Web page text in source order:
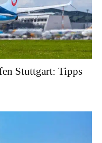
Stuttgart: Tipps